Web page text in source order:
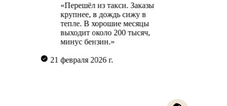
«Перешёл из такси. Заказы
крупнее, в дождь сижу в
тепле. В хорошие месяцы
выходит около 200 тысяч,
минус бензин.»
21 февраля 2026 г.